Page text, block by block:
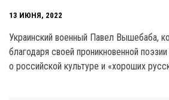
13 ИЮНЯ, 2022
Украинский военный Павел Вышебаба,
благодаря своей проникновенной
о российской культуре и «хороших